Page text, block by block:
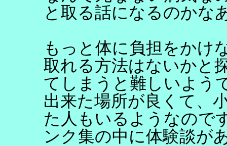
と取る話になるのかな
もっと体に負担をかけ
取れる方法はないかと
てしまうと難しいよう
出来た場所が良くて、
た人もいるようなので
ンク集の中に体験談が